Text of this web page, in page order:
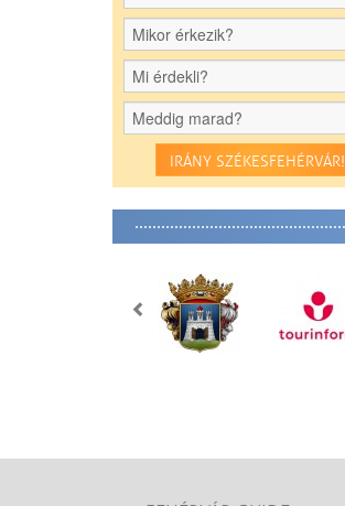
IRÁNY SZÉKESFEHÉRVÁR!